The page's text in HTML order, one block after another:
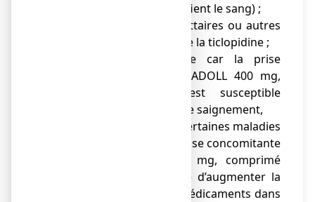
(médicaments qui fluidifient le sang) ;
● antiagrégants plaquettaires ou autres
thrombolytiques comme la ticlopidine ;
● héparine injectable car la prise
simultanée avec IBUPRADOLL 400 mg,
comprimé pelliculé est susceptible
d’augmenter le risque de saignement,
● lithium (pour traiter certaines maladies
psychiatriques) car la prise concomitante
avec IBUPRADOLL 400 mg, comprimé
pelliculé est susceptible d’augmenter la
concentration de ces médicaments dans